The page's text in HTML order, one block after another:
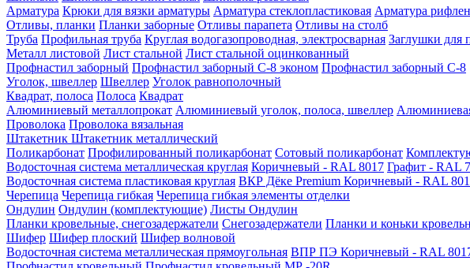
Арматура Крюки для вязки арматуры Арматура стеклопластиковая Арматура
Отливы, планки Планки заборные Отливы парапета Отливы на столб
Труба Профильная труба Круглая водогазопроводная, электросварная Заглушки для
Металл листовой Лист стальной Лист стальной оцинкованный
Профнастил заборный Профнастил заборный С-8 эконом Профнастил заборный С-8
Уголок, швеллер Швеллер Уголок равнополочный
Квадрат, полоса Полоса Квадрат
Алюминиевый металлопрокат Алюминиевый уголок, полоса, швеллер
Проволока Проволока вязальная
Штакетник Штакетник металлический
Поликарбонат Профилированный поликарбонат Сотовый поликарбонат
Водосточная система металлическая круглая Коричневый - RAL 8017 Графит - RAL
Водосточная система пластиковая круглая ВКР Дёке Premium Коричневый - RAL
Черепица Черепица гибкая Черепица гибкая элементы отделки
Ондулин Ондулин (комплектующие) Листы Ондулин
Планки кровельные, снегозадержатели Снегозадержатели Планки и коньки
Шифер Шифер плоский Шифер волновой
Водосточная система металлическая прямоугольная ВПР ПЭ Коричневый - RAL